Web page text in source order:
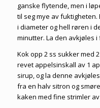
ganske flytende, men i
til seg mye av fuktigheten.
i diameter og hell røren i
minutter. La den avkjøles i
Kok opp 2 ss sukker med
revet appelsinskall av 1
sirup, og la denne
fra en halv sitron og
kaken med fine strimler